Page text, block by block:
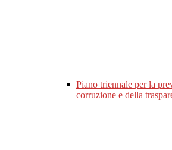
Piano triennale per la
corruzione e della